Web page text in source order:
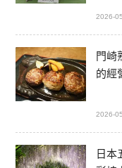
2026-
門崎
的經
2026-
日本